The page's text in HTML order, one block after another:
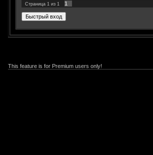
Страница 1 из 1 1
This feature is for Premium users only!